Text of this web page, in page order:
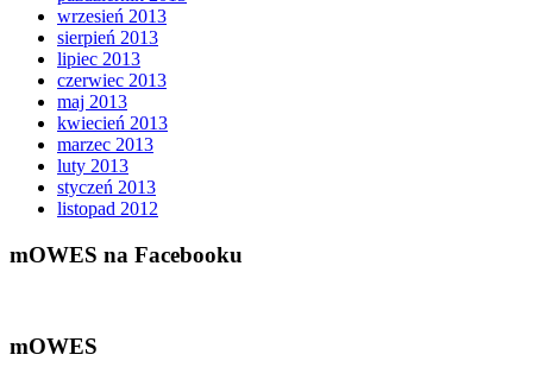
wrzesień 2013
sierpień 2013
lipiec 2013
czerwiec 2013
maj 2013
kwiecień 2013
marzec 2013
luty 2013
styczeń 2013
listopad 2012
mOWES na Facebooku
mOWES